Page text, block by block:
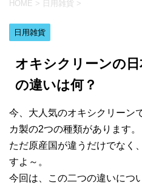
HOME > 日用雑貨 >
日用雑貨
オキシクリーンの
の違いは何？
今、大人気のオキシクリーン
カ製の2つの種類があります。
ただ原産国が違うだけでなく
すよ～。
今回は、この二つの違いにつ